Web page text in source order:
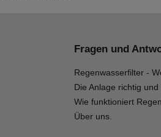
Fragen und
Regenwasserfilter -
Die Anlage richtig und
Wie funktioniert
Über uns.